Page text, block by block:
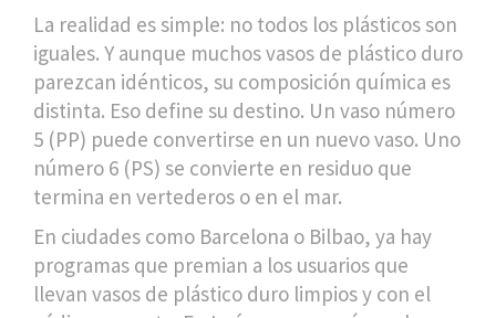
La realidad es simple: no todos los plásticos son
iguales. Y aunque muchos vasos de plástico duro
parezcan idénticos, su composición química es
distinta. Eso define su destino. Un vaso número
5 (PP) puede convertirse en un nuevo vaso. Uno
número 6 (PS) se convierte en residuo que
termina en vertederos o en el mar.
En ciudades como Barcelona o Bilbao, ya hay
programas que premian a los usuarios que
llevan vasos de plástico duro limpios y con el